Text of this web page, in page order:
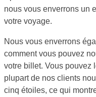
nous vous enverrons un
votre voyage.
Nous vous enverrons
comment vous pouvez
votre billet. Vous pouvez
plupart de nos clients
cinq étoiles, ce qui